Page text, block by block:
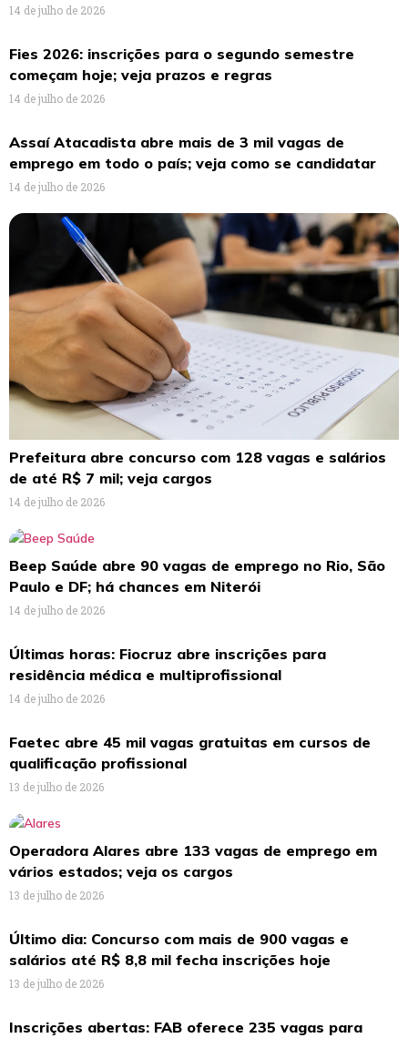
14 de julho de 2026
Fies 2026: inscrições para o segundo semestre
começam hoje; veja prazos e regras
14 de julho de 2026
Assaí Atacadista abre mais de 3 mil vagas de
emprego em todo o país; veja como se candidatar
14 de julho de 2026
Prefeitura abre concurso com 128 vagas e salários
de até R$ 7 mil; veja cargos
14 de julho de 2026
Beep Saúde abre 90 vagas de emprego no Rio, São
Paulo e DF; há chances em Niterói
14 de julho de 2026
Últimas horas: Fiocruz abre inscrições para
residência médica e multiprofissional
14 de julho de 2026
Faetec abre 45 mil vagas gratuitas em cursos de
qualificação profissional
13 de julho de 2026
Operadora Alares abre 133 vagas de emprego em
vários estados; veja os cargos
13 de julho de 2026
Último dia: Concurso com mais de 900 vagas e
salários até R$ 8,8 mil fecha inscrições hoje
13 de julho de 2026
Inscrições abertas: FAB oferece 235 vagas para